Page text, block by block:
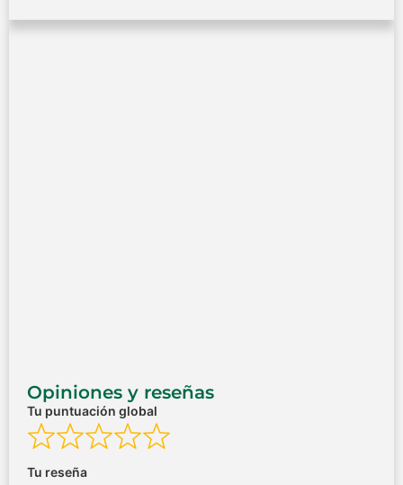
Opiniones y reseñas
Tu puntuación global
Tu reseña